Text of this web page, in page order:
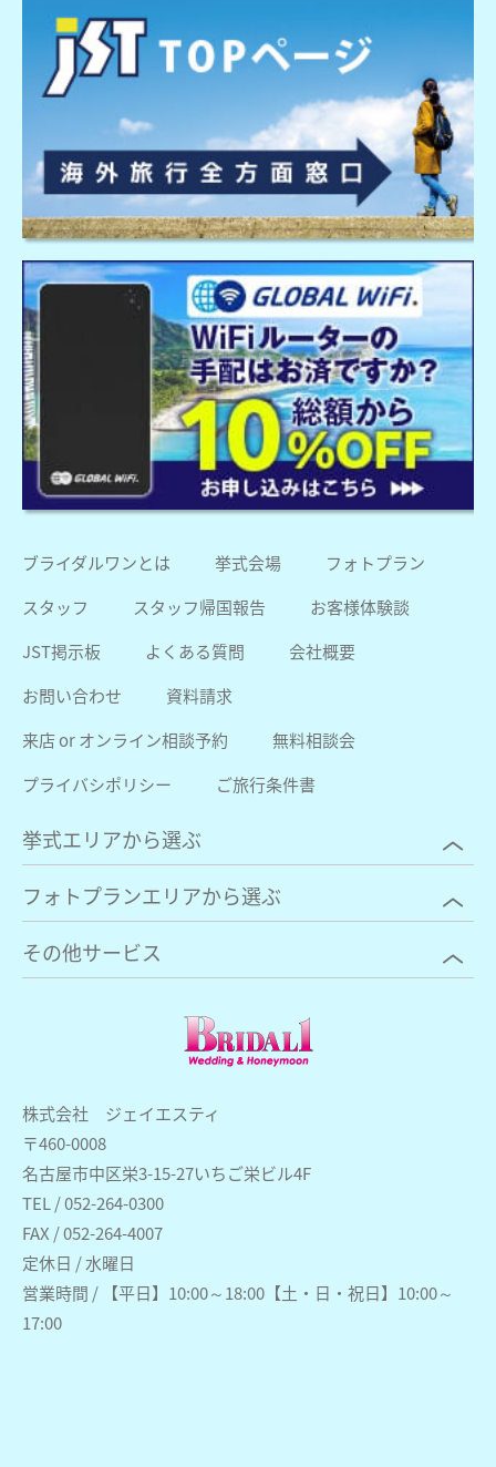
株式会社 ジェイエスティ
〒460-0008
名古屋市中区栄3-15-27いちご栄ビル4F
TEL / 052-264-0300
FAX / 052-264-4007
定休日 / 水曜日
営業時間 / 【平日】10:00～18:00【土・日・祝日】10:00～
17:00
ブライダルワンとは 挙式会場
フォトプラン
スタッフ
スタッフ帰国報告
お客様体験談
JST掲示板
よくある質問
会社概要
お問い合わせ
資料請求
来店 or オンライン相談予約
無料相談会
プライバシポリシー
ご旅行条件書
挙式エリアから選ぶ
フォトプランエリアから選ぶ
その他サービス